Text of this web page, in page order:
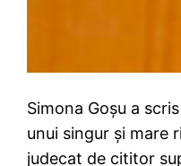
Simona Goșu a
unui singur și mare
judecat de cititor